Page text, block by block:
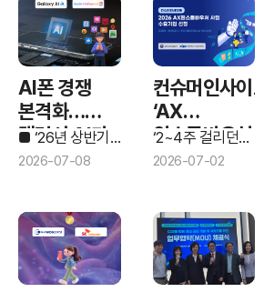
OTT 콘텐츠 기획조사 (주례, 2024~)
AI폰 경쟁
본격화…
갤럭시 AI가
애플
■ ‘26년 상반기
‘이동통신
온디바이스 AI
2026-07-08
컨슈머인사이트,
‘AX
원스톱바우처
사업’
‘2~4주 걸리던
리서치 1일로
2026-07-02